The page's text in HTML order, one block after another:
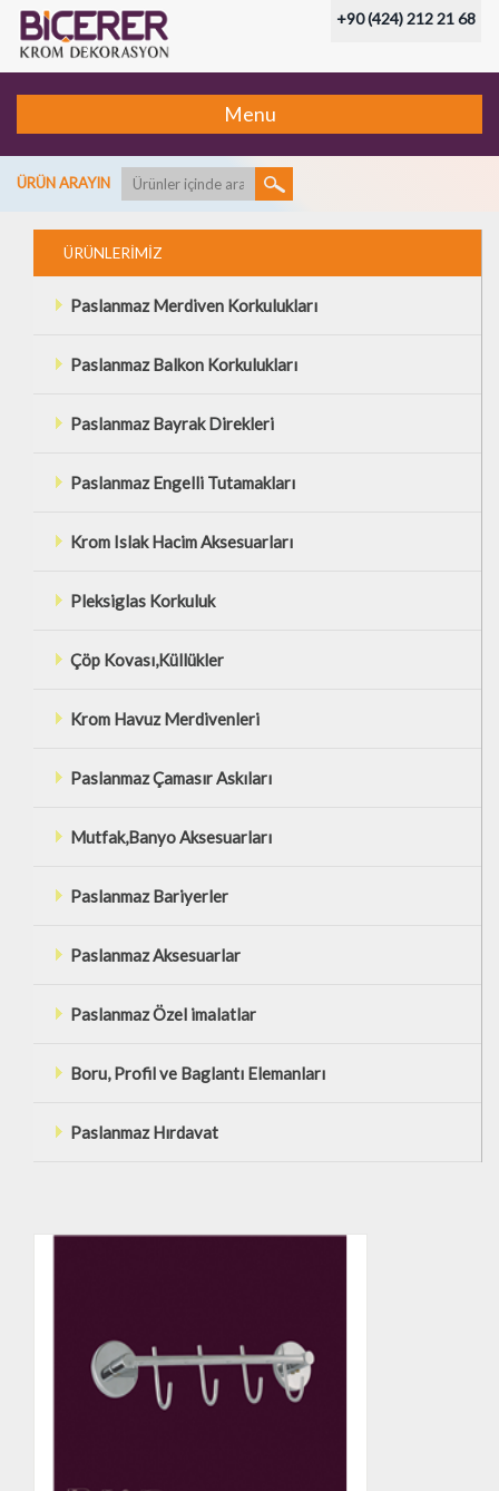
+90 (424) 212 21 68
Menu
ÜRÜN ARAYIN
ÜRÜNLERİMİZ
Paslanmaz Merdiven Korkulukları
Paslanmaz Balkon Korkulukları
Paslanmaz Bayrak Direkleri
Paslanmaz Engelli Tutamakları
Krom Islak Hacim Aksesuarları
Pleksiglas Korkuluk
Çöp Kovası,Küllükler
Krom Havuz Merdivenleri
Paslanmaz Çamasır Askıları
Mutfak,Banyo Aksesuarları
Paslanmaz Bariyerler
Paslanmaz Aksesuarlar
Paslanmaz Özel imalatlar
Boru, Profil ve Baglantı Elemanları
Paslanmaz Hırdavat